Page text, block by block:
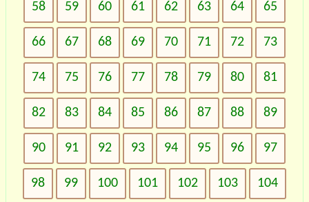
58 59 60 61 62 63 64 65
66 67 68 69 70 71 72 73
74 75 76 77 78 79 80 81
82 83 84 85 86 87 88 89
90 91 92 93 94 95 96 97
98 99 100 101 102 103 104